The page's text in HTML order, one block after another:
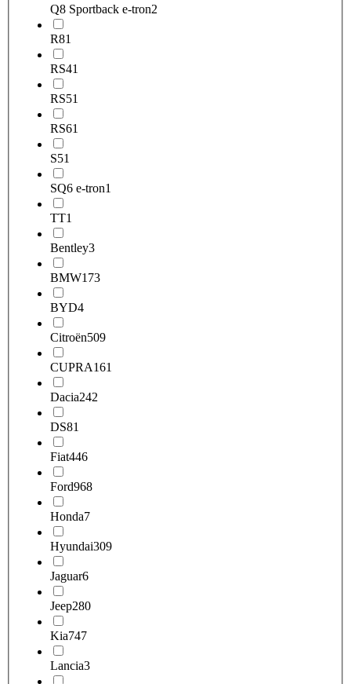
Q8 Sportback e-tron2
R81
RS41
RS51
RS61
S51
SQ6 e-tron1
TT1
Bentley3
BMW173
BYD4
Citroën509
CUPRA161
Dacia242
DS81
Fiat446
Ford968
Honda7
Hyundai309
Jaguar6
Jeep280
Kia747
Lancia3